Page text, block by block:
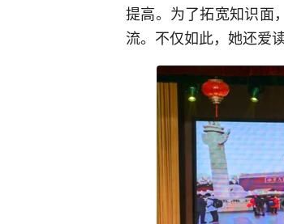
提高。为了拓宽知识面
流。不仅如此，她还爱